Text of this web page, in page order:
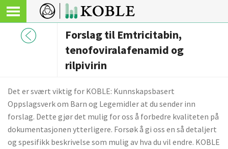
Forslag til Emtricitabin,
tenofoviralafenamid og
rilpivirin
Det er svært viktig for KOBLE: Kunnskapsbasert
Oppslagsverk om Barn og Legemidler at du sender inn
forslag. Dette gjør det mulig for oss å forbedre kvaliteten på
dokumentasjonen ytterligere. Forsøk å gi oss en så detaljert
og spesifikk beskrivelse som mulig av hva du vil endre. KOBLE